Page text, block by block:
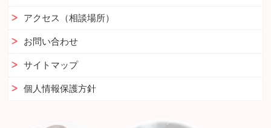
アクセス（相談場所）
お問い合わせ
サイトマップ
個人情報保護方針